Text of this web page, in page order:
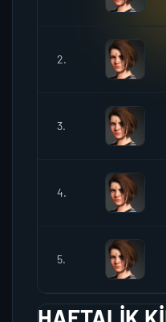
2.
3.
4.
5.